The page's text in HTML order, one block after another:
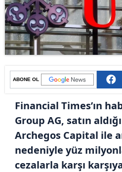
ABONE OL
Financial Times’ın
Group AG, satın
Archegos Capital ile
nedeniyle yüz
cezalarla karşı